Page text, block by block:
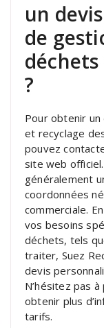
un
de
déchets
?
Pour obtenir
et recyclage
pouvez
site web
généralement
coordonnées
commerciale.
vos besoins
déchets, tels
traiter, Suez
devis
N’hésitez pas
obtenir plus
tarifs.